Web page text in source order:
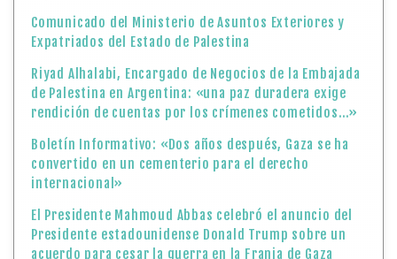
Comunicado del Ministerio de Asuntos Exteriores y
Expatriados del Estado de Palestina
Riyad Alhalabi, Encargado de Negocios de la Embajada
de Palestina en Argentina: «una paz duradera exige
rendición de cuentas por los crímenes cometidos…»
Boletín Informativo: «Dos años después, Gaza se ha
convertido en un cementerio para el derecho
internacional»
El Presidente Mahmoud Abbas celebró el anuncio del
Presidente estadounidense Donald Trump sobre un
acuerdo para cesar la guerra en la Franja de Gaza